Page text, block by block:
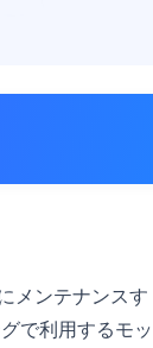
メンテナンスす
で利用するモッ